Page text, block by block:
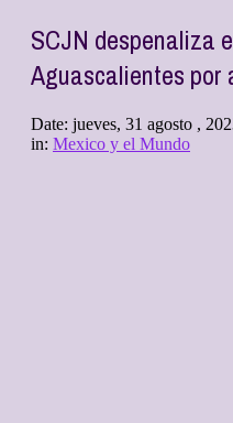
SCJN despenaliza
Aguascalientes por
Date: jueves, 31 agosto ,
in: Mexico y el Mundo